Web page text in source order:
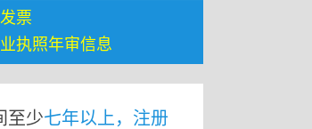
票
执照年审信息
至少七年以上，注册